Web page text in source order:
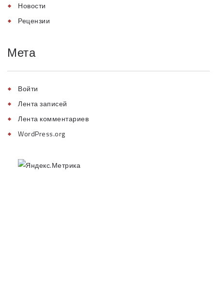
Новости
Рецензии
Мета
Войти
Лента записей
Лента комментариев
WordPress.org